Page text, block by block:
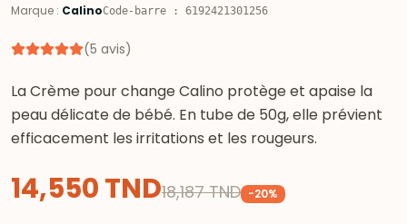
Marque : CalinoCode-barre : 6192421301256
(5 avis)
La Crème pour change Calino protège et apaise la
peau délicate de bébé. En tube de 50g, elle prévient
efficacement les irritations et les rougeurs.
14,550TND18,187 TND -20%